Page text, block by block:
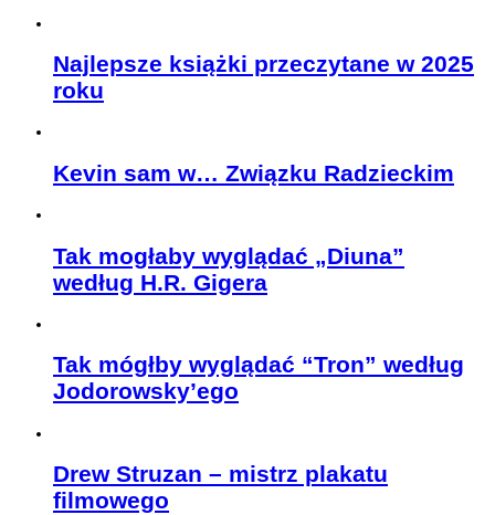
Najlepsze książki przeczytane w 2025
roku
Kevin sam w… Związku Radzieckim
Tak mogłaby wyglądać „Diuna”
według H.R. Gigera
Tak mógłby wyglądać “Tron” według
Jodorowsky’ego
Drew Struzan – mistrz plakatu
filmowego